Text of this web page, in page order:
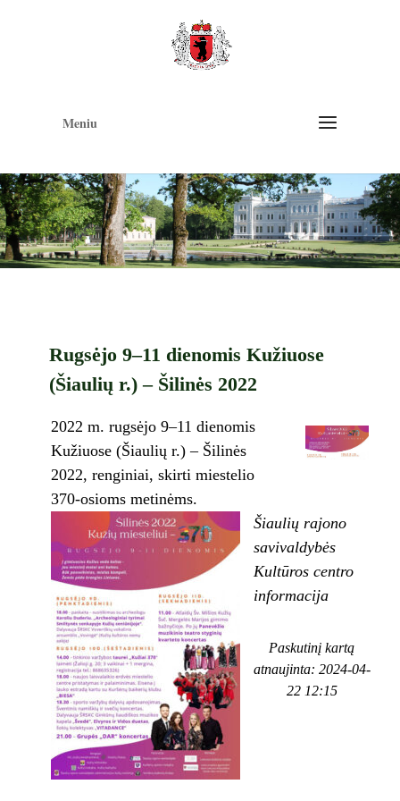
Meniu
Rugsėjo 9–11 dienomis Kužiuose
(Šiaulių r.) – Šilinės 2022
2022 m. rugsėjo 9–11 dienomis
Kužiuose (Šiaulių r.) – Šilinės
2022, renginiai, skirti miestelio
370-osioms metinėms.
Šiaulių rajono
savivaldybės
Kultūros centro
informacija
Paskutinį kartą
atnaujinta: 2024-04-
22 12:15